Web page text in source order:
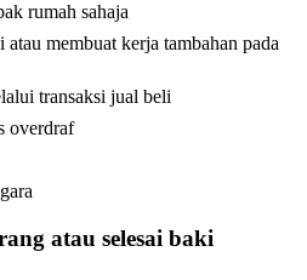
rumah sahaja
membuat kerja tambahan pada
transaksi jual beli
overdraf
atau selesai baki